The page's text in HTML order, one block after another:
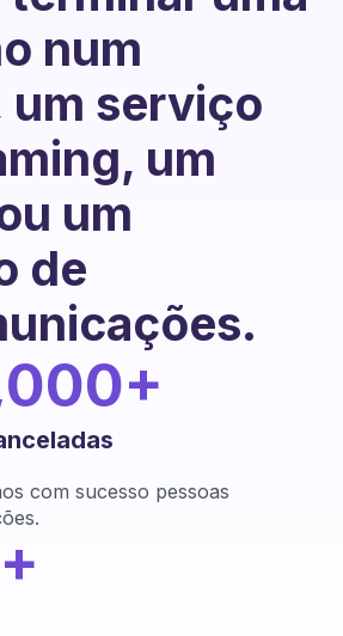
num
um serviço
um
um
de
com sucesso pessoas